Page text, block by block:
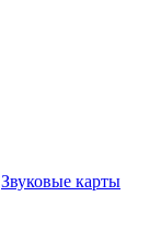
Звуковые карты